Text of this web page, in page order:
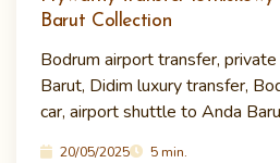
Barut Collection
Bodrum airport transfer,
Barut, Didim luxury transfer,
car, airport shuttle to Anda
20/05/2025 5 min.